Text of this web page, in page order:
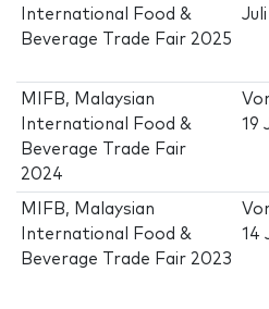
International Food &
Beverage Trade Fair 2025
MIFB, Malaysian
International Food &
Beverage Trade Fair
2024
19
MIFB, Malaysian
International Food &
Beverage Trade Fair 2023
14